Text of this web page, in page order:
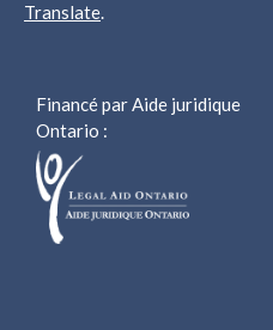
Translate.
Financé par Aide juridique
Ontario :